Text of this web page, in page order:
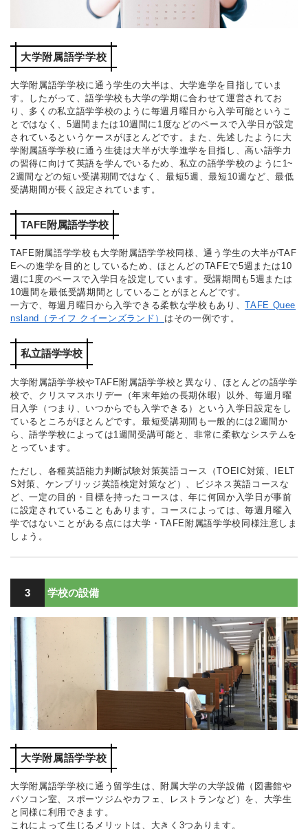
大学附属語学学校
大学附属語学学校に通う学生の大半は、大学進学を目指していま
す。したがって、語学学校も大学の学期に合わせて運営されてお
り、多くの私立語学学校のように毎週月曜日から入学可能というこ
とではなく、5週間または10週間に1度などのペースで入学日が設定
されているというケースがほとんどです。また、先述したように大
学附属語学学校に通う生徒は大半が大学進学を目指し、高い語学力
の習得に向けて英語を学んでいるため、私立の語学学校のように1~
2週間などの短い受講期間ではなく、最短5週、最短10週など、最低
受講期間が長く設定されています。
TAFE附属語学学校
TAFE附属語学学校も大学附属語学学校同様、通う学生の大半がTAF
Eへの進学を目的としているため、ほとんどのTAFEで5週または10
週に1度のペースで入学日を設定しています。受講期間も5週または
10週間を最低受講期間としていることがほとんどです。
一方で、毎週月曜日から入学できる柔軟な学校もあり、TAFE Quee
nsland（テイフ クイーンズランド） はその一例です。
私立語学学校
大学附属語学学校やTAFE附属語学学校と異なり、ほとんどの語学学
校で、クリスマスホリデー（年末年始の長期休暇）以外、毎週月曜
日入学（つまり、いつからでも入学できる）という入学日設定をし
ているところがほとんどです。最短受講期間も一般的には2週間か
ら、語学学校によっては1週間受講可能と、非常に柔軟なシステムを
とっています。
ただし、各種英語能力判断試験対策英語コース（TOEIC対策、IELT
S対策、ケンブリッジ英語検定対策など）、ビジネス英語コースな
ど、一定の目的・目標を持ったコースは、年に何回か入学日が事前
に設定されていることもあります。コースによっては、毎週月曜入
学ではないことがある点には大学・TAFE附属語学学校同様注意しま
しょう。
3 学校の設備
大学附属語学学校
大学附属語学学校に通う留学生は、附属大学の大学設備（図書館や
パソコン室、スポーツジムやカフェ、レストランなど）を、大学生
と同様に利用できます。
これによって生じるメリットは、大きく3つあります。